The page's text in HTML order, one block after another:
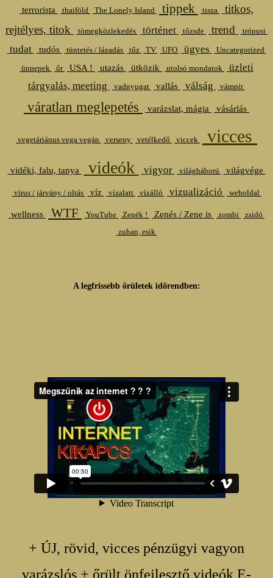
terrorista
thaiföld The Lonely Island tippek tisza
titkos,
rejtélyes, titok
tömegközlekedés történet tőzsde trend trópusi
tudat tudós tüntetés / lázadás tűz TV UFO ügyes
Uncategorized
ünnepek
űr USA ! utazás ütközik utolsó mondatok
üzleti
tárgyalás, meeting
vadnyugat vallás válság vámpír
váratlan meglepetés varázslat, mágia vásárlás
vegetáriánus vega vegán verseny vetélkedő viccek vicces
vidéki, falu, tanya videók vigyor világháború világvége
vírus / járvány / oltás víz vízalatt vízálló vizualizáció weboldal
wellness WTF YouTube Zenék ! Zenés / Zene is zombi
zsidó
zuhan, esik
A legfrissebb őrületek időrendben:
+ ÚJ, rövid, vicces pénzügyi vagyon
varázslós + őrült önfejlesztő videók E-